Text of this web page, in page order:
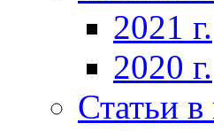
2021 г.
2020 г.
Статьи